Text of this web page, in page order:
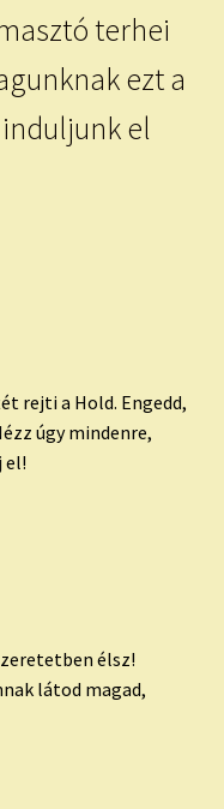
terhei
ezt a
el
rejti a Hold. Engedd,
úgy mindenre,
el!
élsz!
látod magad,